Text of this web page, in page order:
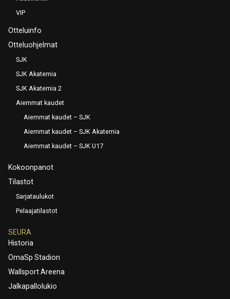
VIP
Otteluinfo
Otteluohjelmat
SJK
SJK Akatemia
SJK Akatemia 2
Aiemmat kaudet
Aiemmat kaudet – SJK
Aiemmat kaudet – SJK Akatemia
Aiemmat kaudet – SJK U17
Kokoonpanot
Tilastot
Sarjataulukot
Pelaajatilastot
SEURA
Historia
OmaSp Stadion
Wallsport Areena
Jalkapallolukio